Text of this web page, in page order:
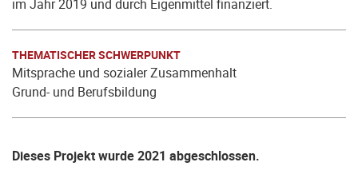
im Jahr 2019 und durch Eigenmittel finanziert.
THEMATISCHER SCHWERPUNKT
Mitsprache und sozialer Zusammenhalt
Grund- und Berufsbildung
Dieses Projekt wurde 2021 abgeschlossen.